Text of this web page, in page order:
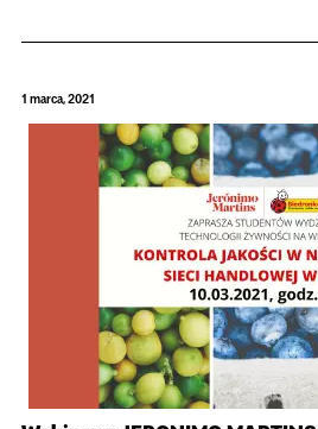
1 marca, 2021